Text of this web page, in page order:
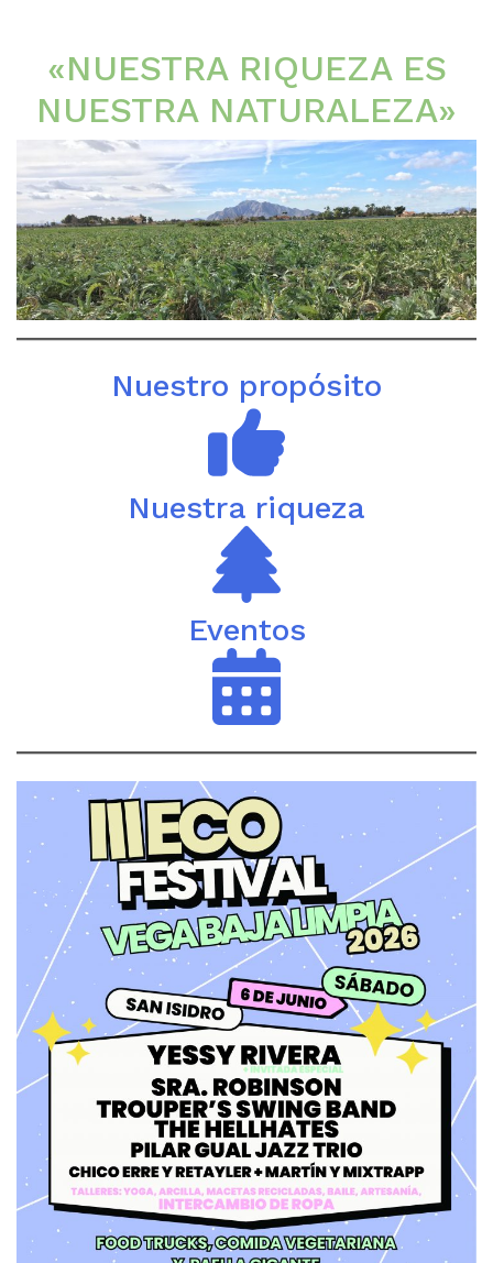
«NUESTRA RIQUEZA ES
NUESTRA NATURALEZA»
Nuestro propósito
Nuestra riqueza
Eventos